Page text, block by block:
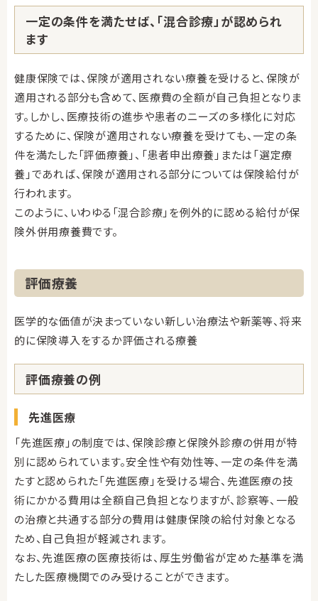
一定の条件を満たせば、「混合診療」が認められ
ます
健康保険では、保険が適用されない療養を受けると、保険が
適用される部分も含めて、医療費の全額が自己負担となりま
す。しかし、医療技術の進歩や患者のニーズの多様化に対応
するために、保険が適用されない療養を受けても、一定の条
件を満たした「評価療養」、「患者申出療養」または「選定療
養」であれば、保険が適用される部分については保険給付が
行われます。
このように、いわゆる「混合診療」を例外的に認める給付が保
険外併用療養費です。
評価療養
医学的な価値が決まっていない新しい治療法や新薬等、将来
的に保険導入をするか評価される療養
評価療養の例
先進医療
「先進医療」の制度では、保険診療と保険外診療の併用が特
別に認められています。安全性や有効性等、一定の条件を満
たすと認められた「先進医療」を受ける場合、先進医療の技
術にかかる費用は全額自己負担となりますが、診察等、一般
の治療と共通する部分の費用は健康保険の給付対象となる
ため、自己負担が軽減されます。
なお、先進医療の医療技術は、厚生労働省が定めた基準を満
たした医療機関でのみ受けることができます。